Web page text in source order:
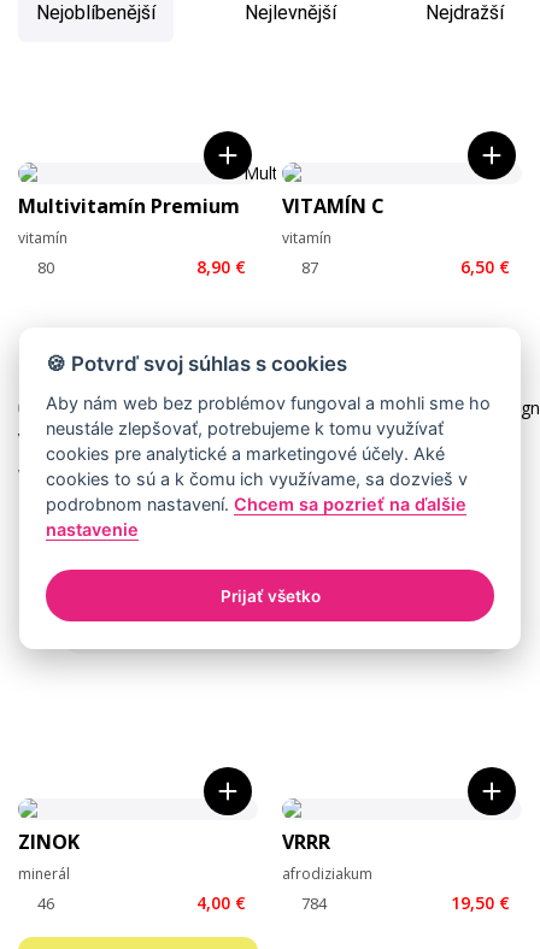
Nejoblíbenější Nejlevnější Nejdražší
Multivitamín Premium
vitamín
8,90 €
VITAMÍN C
vitamín
6,50 €
Vitamín D
vitamín
9,90 €
Magnesium + Vitamin
B6
vitamín a minerál
ZINOK
minerál
4,00 €
VRRR
afrodiziakum
19,50 €
🍪 Potvrď svoj súhlas s cookies
Aby nám web bez problémov fungoval a mohli sme ho
neustále zlepšovať, potrebujeme k tomu využívať
cookies pre analytické a marketingové účely. Aké
cookies to sú a k čomu ich využívame, sa dozvieš v
podrobnom nastavení.Chcem sa pozrieť na ďalšie
nastavenie
Prijať všetko